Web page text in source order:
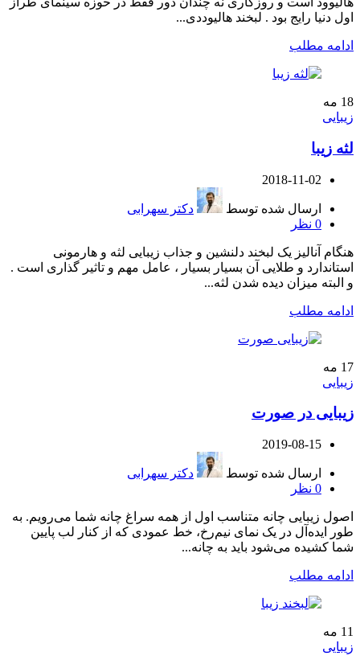
اول دنیا رایج بود . لبخند هالیوددی...
ادامه مطلب
18 مه
زیبایی
لثه زیبا
2018-11-02
ارسال شده توسط
دکتر سهرابی
0 نظر
هنگام آنالیز یک لبخند دلنشین و جذاب زیبایی لثه و هارمونی
استاندارد و طلایی آن بسیار بسیار ، عامل مهم و تاثیر گذاری است .
و البته میزان دیده شدن لثه...
ادامه مطلب
17 مه
زیبایی
زیبایی در صورت
2019-08-15
ارسال شده توسط
دکتر سهرابی
0 نظر
اصول زیبایی چانه متناسب اول از همه سراغ چانه شما می‌رویم. به
طور ایده‌آل در یک نمای نیم‌رخ، خط عمودی که از کنار لب پایین
شما کشیده می‌شود باید به چانه...
ادامه مطلب
11 مه
زیبایی